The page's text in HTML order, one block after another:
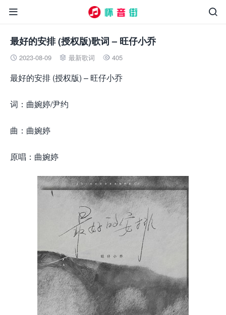


最好的安排 (授权版)歌词 – 旺仔小乔
 2023-08-09  最新歌词  405
最好的安排 (授权版) – 旺仔小乔
词：曲婉婷/尹约
曲：曲婉婷
原唱：曲婉婷